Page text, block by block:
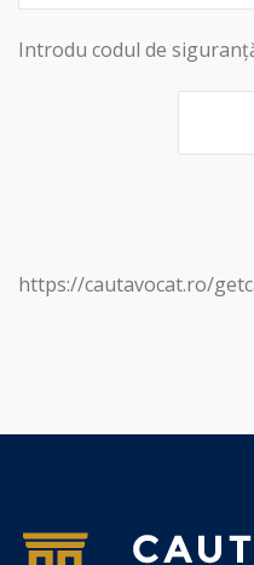
Introdu codul de
https://cautavocat.ro/